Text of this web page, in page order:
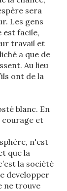
sera
Les gens
est facile,
travail et
a que de
Au lieu
ont de la
blanc. En
courage et
n'est
que la
la société
developper
ne trouve